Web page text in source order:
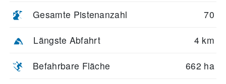
Gesamte Pistenanzahl 70
Längste Abfahrt 4 km
Befahrbare Fläche 662 ha